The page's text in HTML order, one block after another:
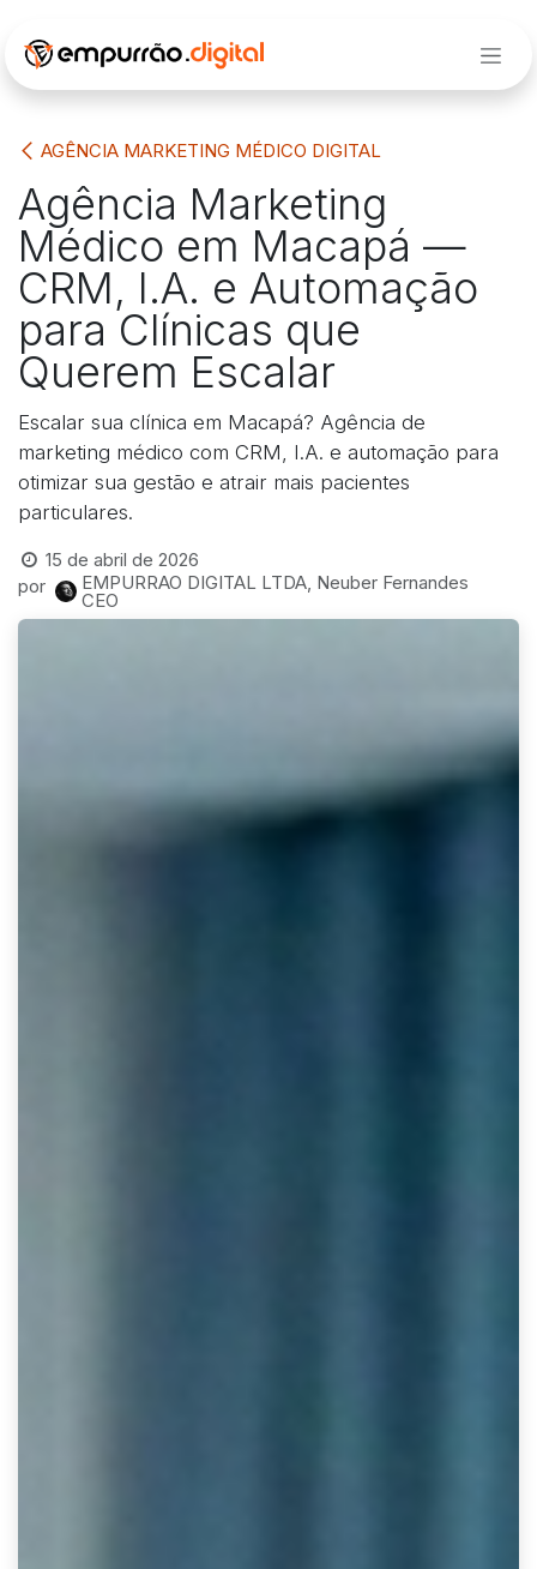
AGÊNCIA MARKETING MÉDICO DIGITAL
Agência Marketing
Médico em Macapá —
CRM, I.A. e Automação
para Clínicas que
Querem Escalar
Escalar sua clínica em Macapá? Agência de
marketing médico com CRM, I.A. e automação para
otimizar sua gestão e atrair mais pacientes
particulares.
15 de abril de 2026
por
EMPURRAO DIGITAL LTDA, Neuber Fernandes
CEO